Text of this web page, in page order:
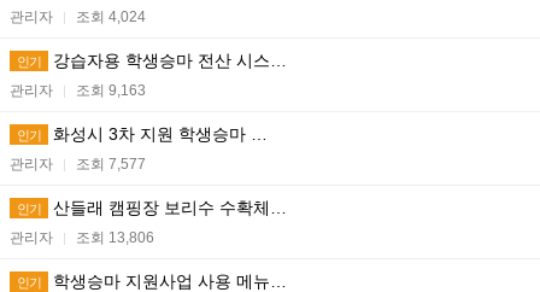
관리자 | 조회 4,024
인기 강습자용 학생승마 전산 시스…
관리자 | 조회 9,163
인기 화성시 3차 지원 학생승마 …
관리자 | 조회 7,577
인기 산들래 캠핑장 보리수 수확체…
관리자 | 조회 13,806
인기 학생승마 지원사업 사용 메뉴…